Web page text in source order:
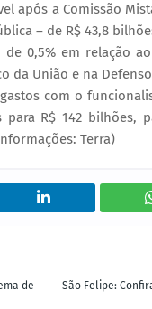
após a Comissão
– de R$ 43,8
0,5% em relação
da União e na
com o
R$ 142 bilhões,
Terra)
São Felipe:
de